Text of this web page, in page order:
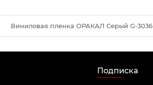
Виниловая пленка ОРАКАЛ Серый G-3036
Подписка